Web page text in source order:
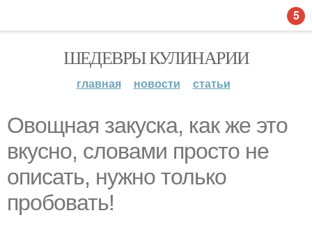
ШЕДЕВРЫ КУЛИНАРИИ
главная новости статьи
Овощная закуска, как же это
вкусно, словами просто не
описать, нужно только
пробовать!
5